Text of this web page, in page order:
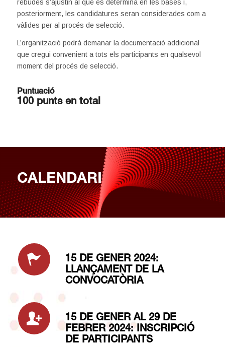
rebudes s’ajustin al que es determina en les bases i,
posteriorment, les candidatures seran considerades com a
vàlides per al procés de selecció.
L’organització podrà demanar la documentació addicional
que cregui convenient a tots els participants en qualsevol
moment del procés de selecció.
Puntuació
100 punts en total
CALENDARI
15 DE GENER 2024:
LLANÇAMENT DE LA
CONVOCATÒRIA
15 DE GENER AL 29 DE
FEBRER 2024: INSCRIPCIÓ
DE PARTICIPANTS